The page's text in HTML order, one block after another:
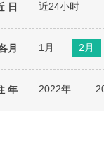
日 近24小时
月 1月 2月
年 2022年